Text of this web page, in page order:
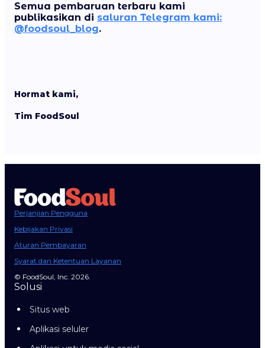
Semua pembaruan terbaru kami
publikasikan di saluran Telegram kami:
@foodsoul_blog.
Hormat kami,
Tim FoodSoul
Perjanjian Pengguna
Kebijakan Privasi
Aturan Pembayaran
Syarat dan Ketentuan Layanan
© FoodSoul, Inc. 2026.
Solusi
Situs web
Aplikasi seluler